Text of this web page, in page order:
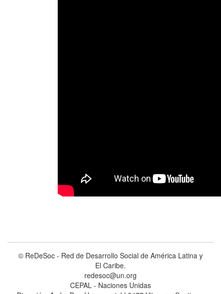
© ReDeSoc - Red de Desarrollo Social de América Latina y
El Caribe.
redesoc@un.org
CEPAL - Naciones Unidas